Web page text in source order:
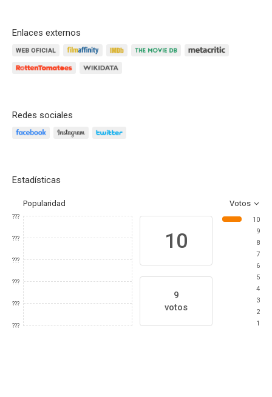
Enlaces externos
Redes sociales
Estadísticas
Popularidad Votos
???
???
???
???
???
???
10
9
votos
10
9
8
7
6
5
4
3
2
1